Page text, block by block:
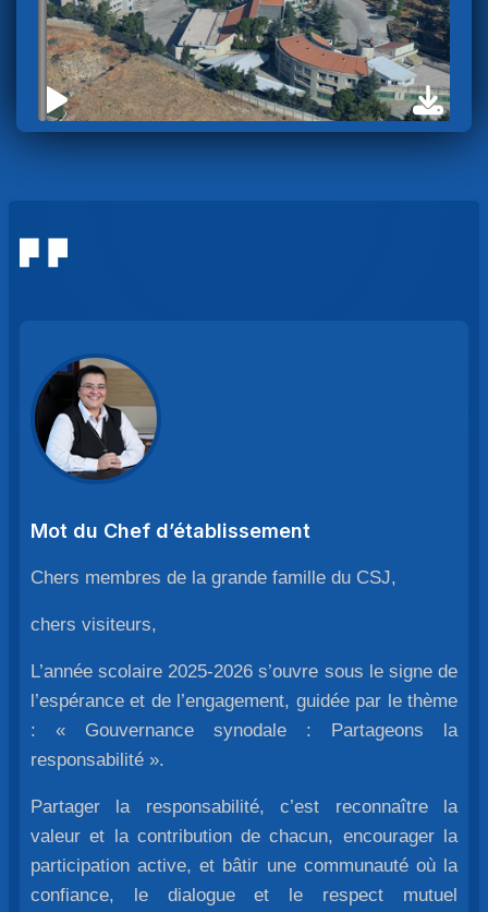
Mot du Chef d’établissement
Chers membres de la grande famille du CSJ,
chers visiteurs,
L’année scolaire 2025-2026 s’ouvre sous le signe de
l’espérance et de l’engagement, guidée par le thème
: « Gouvernance synodale : Partageons la
responsabilité ».
Partager la responsabilité, c’est reconnaître la
valeur et la contribution de chacun, encourager la
participation active, et bâtir une communauté où la
confiance, le dialogue et le respect mutuel